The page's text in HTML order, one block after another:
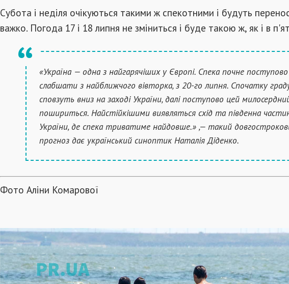
Субота і неділя очікуються такими ж спекотними і будуть
важко. Погода 17 і 18 липня не зміниться і буде такою ж, як і в
«Україна — одна з найгарячіших у Європі. Спека почне поступово
слабшати з найближчого вівторка, з 20-го липня. Спочатку
сповзуть вниз на заході України, далі поступово цей
пошириться. Найстійкішими виявляться схід та південна
України, де спека триватиме найдовше.» ,— такий
прогноз дає український синоптик Наталія Діденко.
Фото Аліни Комарової